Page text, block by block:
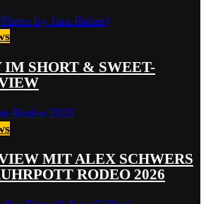
IM SHORT & SWEET-
MIT ALEX SCHWERS
RODEO 2026